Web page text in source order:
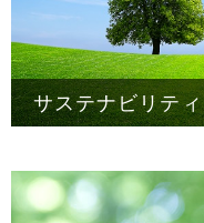
サステナビリティ